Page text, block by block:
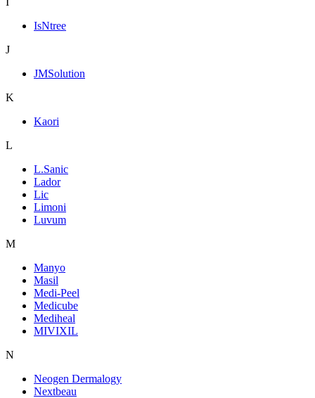
IsNtree
J
JMSolution
K
Kaori
L
L.Sanic
Lador
Lic
Limoni
Luvum
M
Manyo
Masil
Medi-Peel
Medicube
Mediheal
MIVIXIL
N
Neogen Dermalogy
Nextbeau